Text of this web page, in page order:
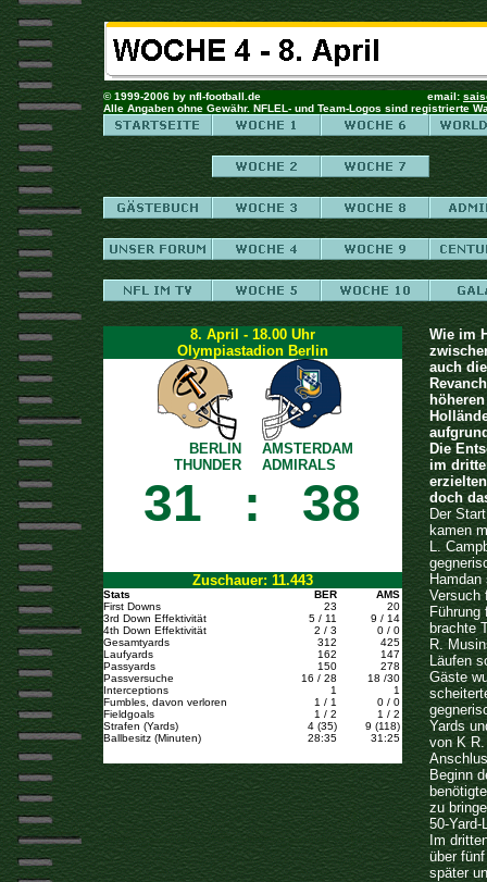
© 1999-2006 by nfl-football.de email:
Alle Angaben ohne Gewähr. NFLEL- und Team-Logos sind registrierte
8. April - 18.00 Uhr
Olympiastadion Berlin
BERLIN
THUNDER
AMSTERDAM
ADMIRALS
31 : 38
Zuschauer: 11.443
Stats BER
AMS
First Downs
23
20
3rd Down Effektivität
5 / 11
9 / 14
4th Down Effektivität
2 / 3
0 / 0
Gesamtyards
312
425
Laufyards
162
147
Passyards
150
278
Passversuche
16 / 28
18 /30
Interceptions
1
1
Fumbles, davon verloren
1 / 1
0 / 0
Fieldgoals
1 / 2
1 / 2
Strafen (Yards)
4 (35)
9 (118)
Ballbesitz (Minuten)
28:35 31:25
Wie im
auch
Die
im
doch
Der
kamen
L.
Versuch
Führung
brachte
R.
Läufen
Gäste
Yards
von K
Beginn
zu
50-
Im
über
später